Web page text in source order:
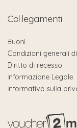
Collegamenti
Buoni
Condizioni generali
Diritto di recesso
Informazione Legale
Informativa sulla